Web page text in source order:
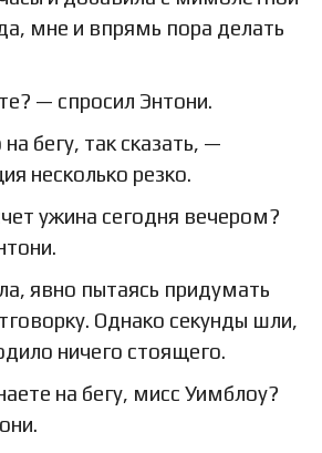
мне и впрямь пора делать
— спросил Энтони.
бегу, так сказать, —
несколько резко.
ужина сегодня вечером?
явно пытаясь придумать
Однако секунды шли,
ничего стоящего.
на бегу, мисс Уимблоу?